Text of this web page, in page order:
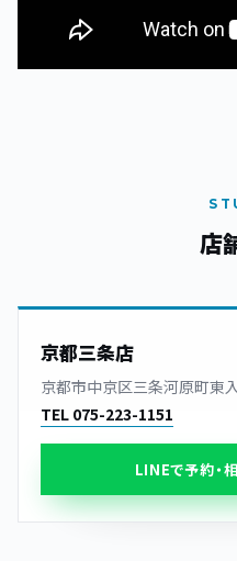
店
京都三条店
京都市中京区三条河原町東
TEL 075-223-1151
LINEで予約・